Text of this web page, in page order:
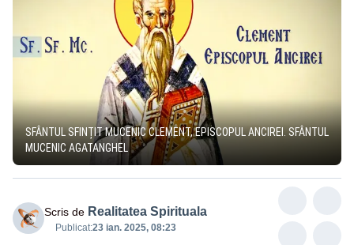
SFÂNTUL SFINȚIT MUCENIC CLEMENT, EPISCOPUL ANCIREI. SFÂNTUL
MUCENIC AGATANGHEL
Scris de Realitatea Spirituala
Publicat:23 ian. 2025, 08:23